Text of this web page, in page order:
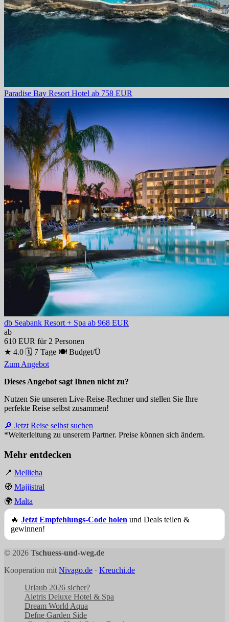
Paradise Bay Resort Hotel ab 758 EUR
db Seabank Resort + Spa ab 968 EUR
ab
610 EUR für 2 Personen
★ 4.0 🗓 7 Tage 🍽 Budget/Ü
Zum Angebot
Dieses Angebot sagt Ihnen nicht zu?
Nutzen Sie unseren Live-Reise-Rechner und stellen Sie Ihre
perfekte Reise selbst zusammen!
🔎 Jetzt Reise selbst suchen
*Weiterleitung zu unserem Partner. Preise können sich ändern.
Mehr entdecken
📍 Mellieha
🧭 Majjistral
🌍 Malta
🔥 Jetzt Empfehlungs-Code holen und Deals teilen &
gewinnen!
© 2026 Tschuess-und-weg.de
Kooperation mit Nivago.de · Kreuchi.de
Urlaub 2026 sicher?
Aletris Deluxe Hotel & Spa
Dream World Aqua
Defne Garden Side